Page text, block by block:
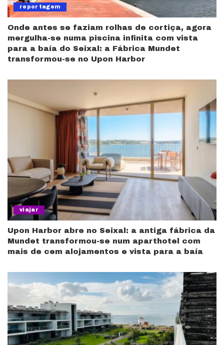
reportagem
Onde antes se faziam rolhas de cortiça, agora
mergulha-se numa piscina infinita com vista
para a baía do Seixal: a Fábrica Mundet
transformou-se no Upon Harbor
viajar
Upon Harbor abre no Seixal: a antiga fábrica da
Mundet transformou-se num aparthotel com
mais de cem alojamentos e vista para a baía